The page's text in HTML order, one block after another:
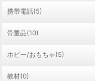
携帯電話(5)
骨董品(10)
ホビー/おもちゃ(5)
教材(0)